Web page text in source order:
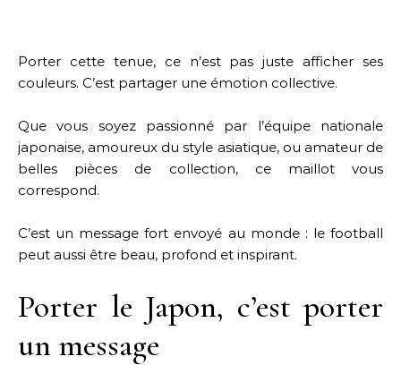
Porter cette tenue, ce n’est pas juste afficher ses
couleurs. C’est partager une émotion collective.
Que vous soyez passionné par l’équipe nationale
japonaise, amoureux du style asiatique, ou amateur de
belles pièces de collection, ce maillot vous
correspond.
C’est un message fort envoyé au monde : le football
peut aussi être beau, profond et inspirant.
Porter le Japon, c’est porter
un message